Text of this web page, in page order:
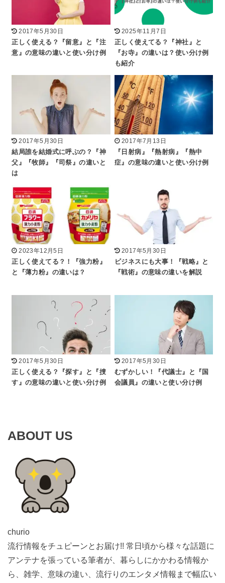
2017年5月30日
正しく使える？『留意』と『注
意』の意味の違いと使い分け例
2025年11月7日
正しく使えてる？『神社』と
『お寺』の違いは？使い分け例
も紹介
2017年5月30日
結局誰を結婚式に呼ぶの？『神
父』『牧師』『司祭』の違いと
は
2017年7月13日
『日射病』『熱射病』『熱中
症』の意味の違いと使い分け例
2023年12月5日
正しく使えてる？！『強力粉』
と『薄力粉』の違いは？
2017年5月30日
ビジネスにも大事！『戦略』と
『戦術』の意味の違いを解説
2017年5月30日
正しく使える？『探す』と『捜
す』の意味の違いと使い分け例
2017年5月30日
むずかしい！『代議士』と『国
会議員』の違いと使い分け例
ABOUT US
churio
流行情報をチュピーンとお届け!! 常日頃から様々な話題に
アンテナを張っている筆者が、暮らしにかかわる情報か
ら、雑学、意味の違い、流行りのエンタメ情報まで幅広い